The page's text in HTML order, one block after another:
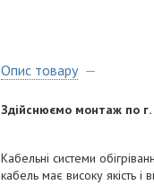
Опис товару
Здійснюємо монтаж по г.
Кабельні системи
кабель має високу якість і